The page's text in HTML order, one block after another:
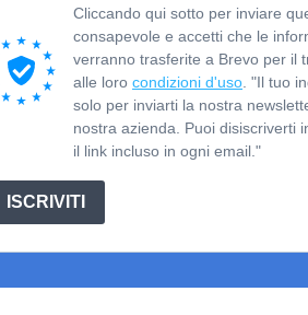
Cliccando qui sotto per inviare
consapevole e accetti che le
verranno trasferite a Brevo per il
alle loro condizioni d'uso . "Il tuo
solo per inviarti la nostra
nostra azienda. Puoi disiscriverti
il link incluso in ogni email."
ISCRIVITI